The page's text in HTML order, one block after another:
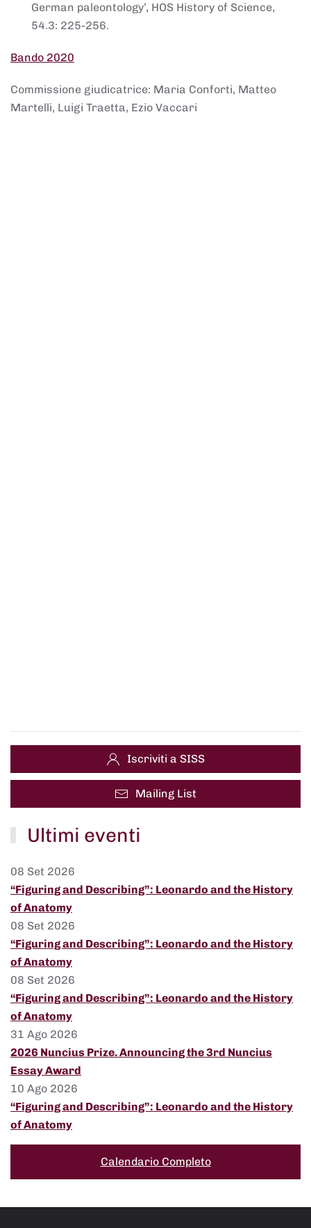
German paleontology’, HOS History of Science,
54.3: 225-256.
Bando 2020
Commissione giudicatrice: Maria Conforti, Matteo
Martelli, Luigi Traetta, Ezio Vaccari
Iscriviti a SISS
Mailing List
Ultimi eventi
08 Set 2026
“Figuring and Describing”: Leonardo and the History
of Anatomy
08 Set 2026
“Figuring and Describing”: Leonardo and the History
of Anatomy
08 Set 2026
“Figuring and Describing”: Leonardo and the History
of Anatomy
31 Ago 2026
2026 Nuncius Prize. Announcing the 3rd Nuncius
Essay Award
10 Ago 2026
“Figuring and Describing”: Leonardo and the History
of Anatomy
Calendario Completo